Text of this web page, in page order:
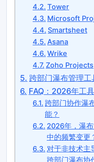
Tower
Microsoft
Smartsheet
Asana
Wrike
Zoho Projects
跨部门瀑布管理
FAQ：2026年工
跨部门协作瀑
能？
2026年，瀑
中的频繁变更
对于非技术主
跨部门瀑布协